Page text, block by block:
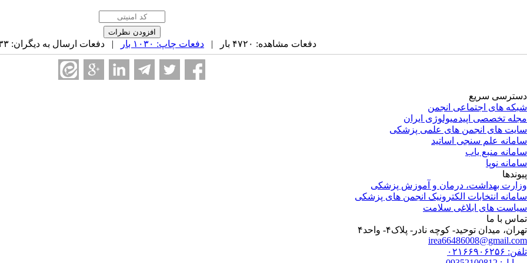
دفعات مشاهده: ۴۷۲۰ بار | دفعات چاپ: ۱۰۳۰ بار | دفعات ارسال به دیگران: ۳۳ بار |
دسترسی سریع
شبکه های اجتماعی انجمن
مجله تخصصی اپیدمیولوژی ایران
سایت های انجمن های علمی پزشکی
سامانه علم سنجی اساتید
سامانه منبع یاب
سامانه نوپا
پیوندها
وزارت بهداشت، درمان و آموزش پزشکی
سامانه انتخابات الکترونیک انجمن های پزشکی
سیاست های ابلاغی سلامت
تماس با ما
تهران، میدان توحید- کوچه نادر- پلاک۴- واحد۴‬‏
irea66486008@gmail.com
تلفن: ۰۲۱۶۶۹۰۶۲۵۶